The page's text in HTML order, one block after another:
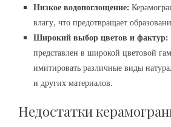
Низкое водопоглощение:
влагу, что предотвращает
Широкий выбор цветов и фактур:
представлен в широкой цветовой
имитировать различные виды
и других материалов.
Недостатки